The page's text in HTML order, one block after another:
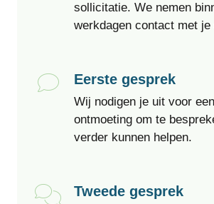
sollicitatie. We nemen
werkdagen contact met je
Eerste gesprek
Wij nodigen je uit voor
ontmoeting om te
verder kunnen helpen.
Tweede gesprek